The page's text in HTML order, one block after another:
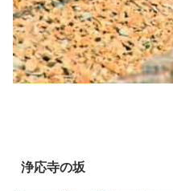
浄応寺の坂